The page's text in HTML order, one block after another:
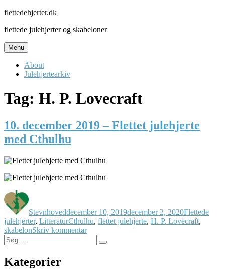
Skip
content
flettedehjerter.dk
flettede julehjerter og skabeloner
Menu
About
Julehjertearkiv
Tag: H. P. Lovecraft
10. december 2019 – Flettet julehjerte
med Cthulhu
Stevnhoveddecember 10, 2019december 2, 2020Flettede
julehjerter, LitteraturTags
Cthulhu, flettet julehjerte, H. P. Lovecraft,
skabelonSkriv kommentartil
december
Søg
efter:
Søg
Kategorier